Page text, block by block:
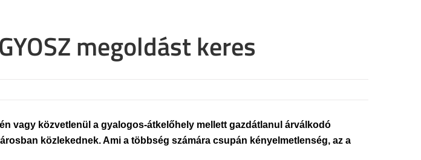
megoldást keres
vagy közvetlenül a gyalogos-átkelőhely mellett gazdátlanul árválkodó
közlekednek. Ami a többség számára csupán kényelmetlenség, az a